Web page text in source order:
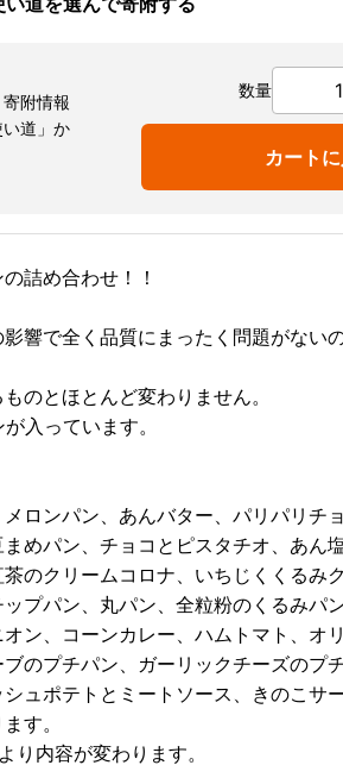
附情報
道」か
数量
カート
詰め合わせ！！
影響で全く品質にまったく問題がない
のとほとんど変わりません。
入っています。
ロンパン、あんバター、パリパリチ
めパン、チョコとピスタチオ、あん
のクリームコロナ、いちじくくるみ
プパン、丸パン、全粒粉のくるみパ
ン、コーンカレー、ハムトマト、オ
のプチパン、ガーリックチーズのプ
ュポテトとミートソース、きのこサ
す。
り内容が変わります。